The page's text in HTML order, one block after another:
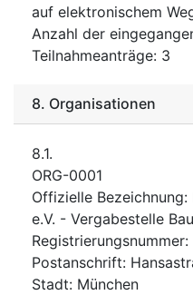
auf elektronischem
Anzahl der
Teilnahmeanträge: 3
8. Organisationen
8.1.
ORG-0001
Offizielle Bezeichnung:
e.V. - Vergabestelle Bau
Registrierungsnummer:
Postanschrift:
Stadt: München